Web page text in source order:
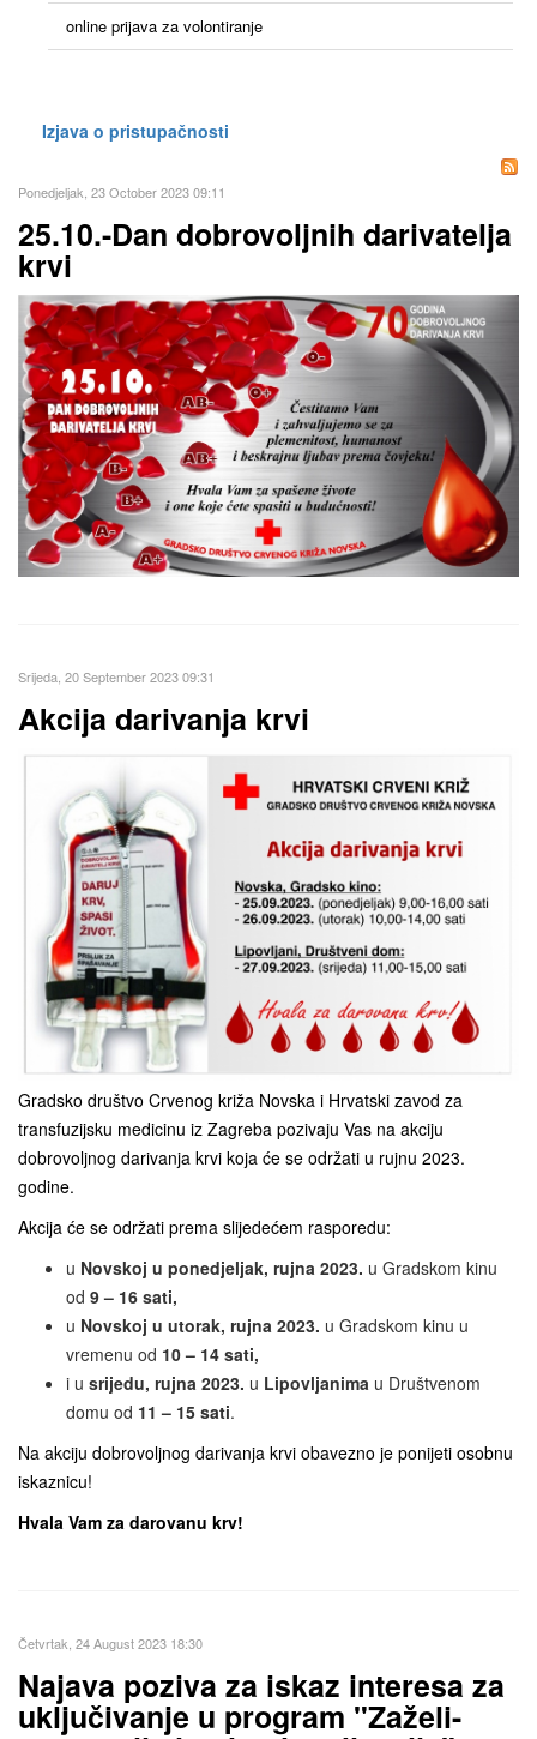
online prijava za volontiranje
Izjava o pristupačnosti
Ponedjeljak, 23 October 2023 09:11
25.10.-Dan dobrovoljnih darivatelja
krvi
Srijeda, 20 September 2023 09:31
Akcija darivanja krvi
Gradsko društvo Crvenog križa Novska i Hrvatski zavod za
transfuzijsku medicinu iz Zagreba pozivaju Vas na akciju
dobrovoljnog darivanja krvi koja će se održati u rujnu 2023.
godine.
Akcija će se održati prema slijedećem rasporedu:
u Novskoj u ponedjeljak, rujna 2023. u Gradskom kinu
od 9 – 16 sati,
u Novskoj u utorak, rujna 2023. u Gradskom kinu u
vremenu od 10 – 14 sati,
i u srijedu, rujna 2023. u Lipovljanima u Društvenom
domu od 11 – 15 sati.
Na akciju dobrovoljnog darivanja krvi obavezno je ponijeti osobnu
iskaznicu!
Hvala Vam za darovanu krv!
Četvrtak, 24 August 2023 18:30
Najava poziva za iskaz interesa za
uključivanje u program "Zaželi-